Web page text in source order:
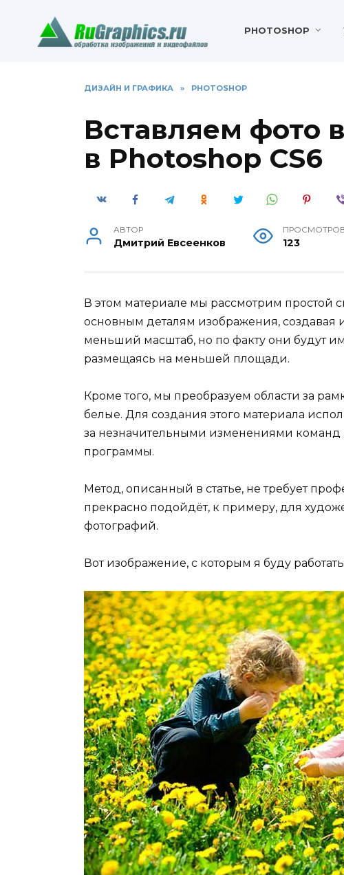
содержанию
PHOTOSHOP
ДИЗАЙН И ГРАФИКА » PHOTOSHOP
Вставляем фото
в Photoshop CS6
АВТОР
Дмитрий Евсеенков 123
В этом материале мы рассмотрим простой
основным деталям изображения, создавая
меньший масштаб, но по факту они будут
размещаясь на меньшей площади.
Кроме того, мы преобразуем области за
белые. Для создания этого материала
за незначительными изменениями
программы.
Метод, описанный в статье, не требует
прекрасно подойдёт, к примеру, для
фотографий.
Вот изображение, с которым я буду